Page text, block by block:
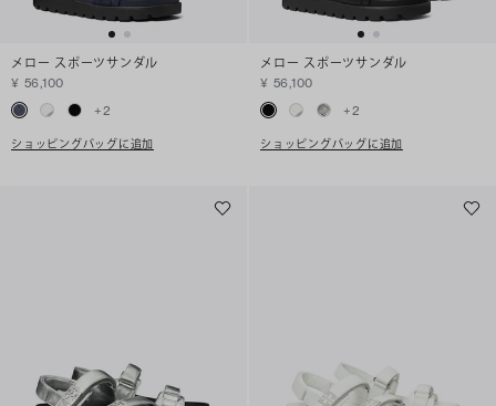
メロー スポーツサンダル
¥ 56,100
+2
ショッピングバッグに追加
メロー スポーツサンダル
¥ 56,100
+2
ショッピングバッグに追加